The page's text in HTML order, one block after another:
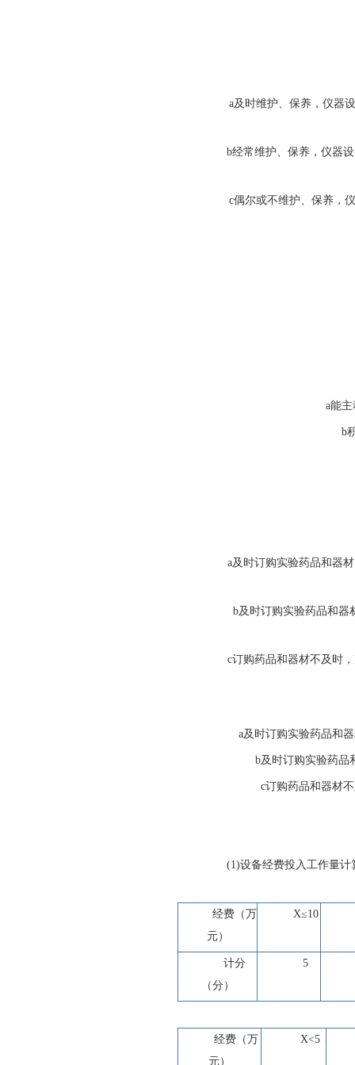
a及时维护、保养，仪器
b经常维护、保养，仪器
c偶尔或不维护、保养，
a能主
b
a及时订购实验药品和器
b及时订购实验药品和器
c订购药品和器材不及时
a及时订购实验药品和
b及时订购实验药品
c订购药品和器材
(1)设备经费投入工作量
经费（万
元）
X≤10
计分
（分）
5
经费（万
元）
X<5